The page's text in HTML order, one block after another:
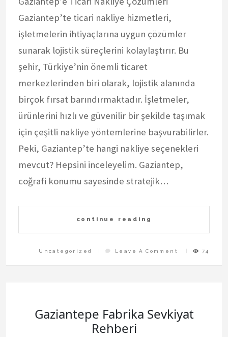
Gaziantep’te ticari nakliye hizmetleri,
işletmelerin ihtiyaçlarına uygun çözümler
sunarak lojistik süreçlerini kolaylaştırır. Bu
şehir, Türkiye’nin önemli ticaret
merkezlerinden biri olarak, lojistik alanında
birçok fırsat barındırmaktadır. İşletmeler,
ürünlerini hızlı ve güvenilir bir şekilde taşımak
için çeşitli nakliye yöntemlerine başvurabilirler.
Peki, Gaziantep’te hangi nakliye seçenekleri
mevcut? Hepsini inceleyelim. Gaziantep,
coğrafi konumu sayesinde stratejik…
continue reading
Uncategorized Leave A Comment
On
Gaziantepe
Nakliye
74
Gaziantepe Fabrika Sevkiyat
Rehberi